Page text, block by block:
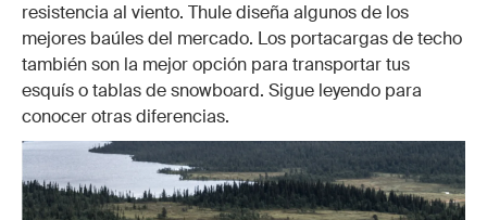
resistencia al viento. Thule diseña algunos de los
mejores baúles del mercado. Los portacargas de techo
también son la mejor opción para transportar tus
esquís o tablas de snowboard. Sigue leyendo para
conocer otras diferencias.